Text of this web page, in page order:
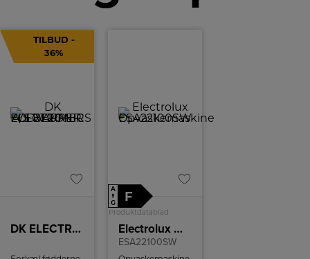
TILBUD -
36%
DK ELECTRONICS A/S BEURER FW 20 – FODVARMER
A
↑
G
F
Produktdatablad
Electrolux Opvaskemaskine
ESA22100SW